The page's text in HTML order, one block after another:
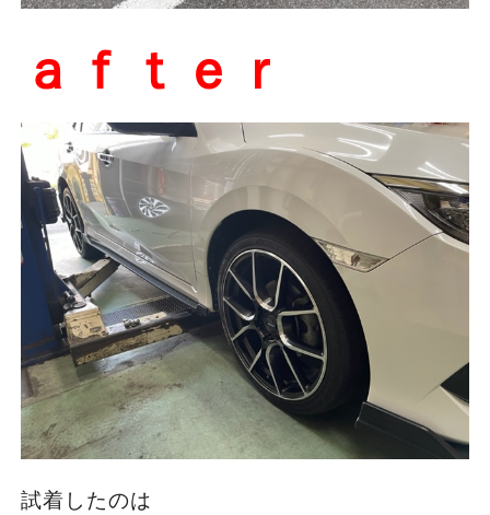
ａｆｔｅｒ
試着したのは